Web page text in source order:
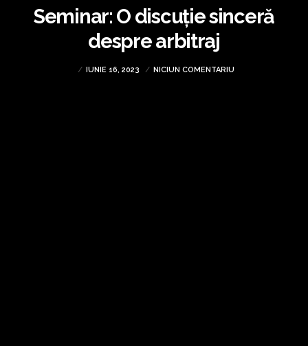
Seminar: O discuție sinceră
despre arbitraj
IUNIE 16, 2023 NICIUN COMENTARIU